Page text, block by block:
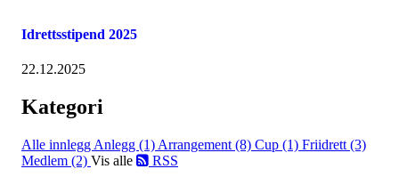
Idrettsstipend 2025
22.12.2025
Kategori
Alle innlegg Anlegg (1) Arrangement (8) Cup (1) Friidrett (3)
Medlem (2) Vis alle RSS